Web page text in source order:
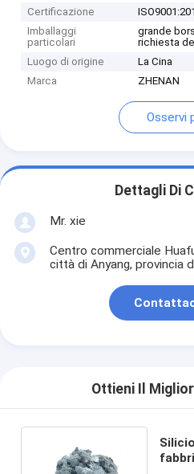
Certificazione
Imballaggi
particolari
grande
richiesta
Luogo di origine
La Cina
Marca
ZHENAN
Osservi
Dettagli Di
Mr. xie
Centro commerciale
città di Anyang, provincia
Ottieni Il